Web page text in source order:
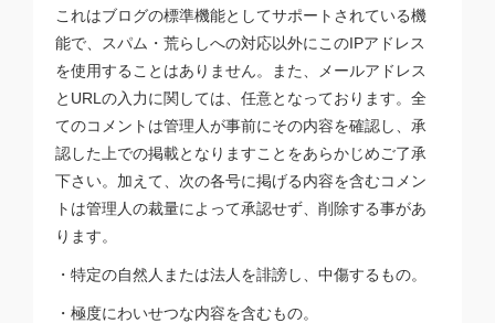
これはブログの標準機能としてサポートされている機
能で、スパム・荒らしへの対応以外にこのIPアドレス
を使用することはありません。また、メールアドレス
とURLの入力に関しては、任意となっております。全
てのコメントは管理人が事前にその内容を確認し、承
認した上での掲載となりますことをあらかじめご了承
下さい。加えて、次の各号に掲げる内容を含むコメン
トは管理人の裁量によって承認せず、削除する事があ
ります。
・特定の自然人または法人を誹謗し、中傷するもの。
・極度にわいせつな内容を含むもの。